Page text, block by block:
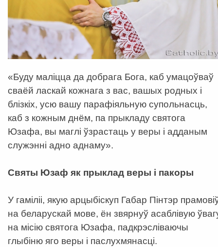
«Буду маліцца да добрага Бога, каб умацоўваў
сваёй ласкай кожнага з вас, вашых родных і
блізкіх, усю вашу парафіяльную супольнасць,
каб з кожным днём, па прыкладу святога
Юзафа, вы маглі ўзрастаць у веры і адданым
служэнні адно аднаму».
Святы Юзаф як прыклад веры і пакоры
У гаміліі, якую арцыбіскуп Габар Пінтэр
на беларускай мове, ён звярнуў асаблівую
на місію святога Юзафа, падкрэсліваючы
глыбіню яго веры і паслухмянасці.